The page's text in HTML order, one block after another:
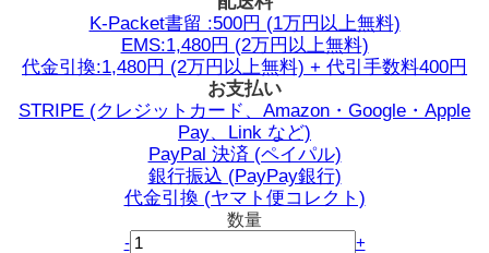
K-Packet書留 :500円 (1万円以上無料)
EMS:1,480円 (2万円以上無料)
代金引換:1,480円 (2万円以上無料) + 代引手数料400円
お支払い
STRIPE (クレジットカード、Amazon・Google・Apple
Pay、Link など)
PayPal 決済 (ペイパル)
銀行振込 (PayPay銀行)
代金引換 (ヤマト便コレクト)
数量
-
+